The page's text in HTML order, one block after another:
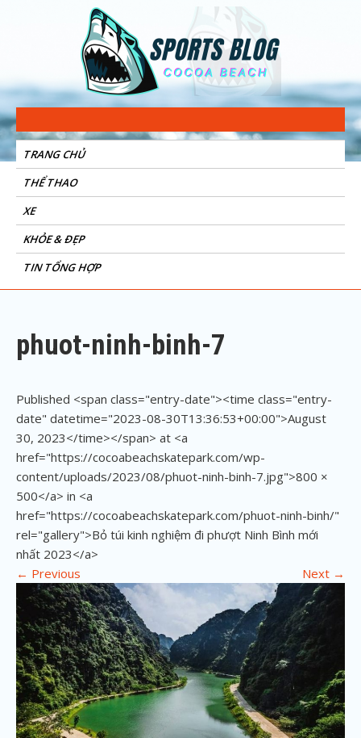
Sports Blog
Cocoa Beach
TRANG CHỦ
THỂ THAO
XE
KHỎE & ĐẸP
TIN TỔNG HỢP
phuot-ninh-binh-7
Published <span class="entry-date"><time class="entry-
date" datetime="2023-08-30T13:36:53+00:00">August
30, 2023</time></span> at <a
href="https://cocoabeachskatepark.com/wp-
content/uploads/2023/08/phuot-ninh-binh-7.jpg">800 ×
500</a> in <a
href="https://cocoabeachskatepark.com/phuot-ninh-binh/"
rel="gallery">Bỏ túi kinh nghiệm đi phượt Ninh Bình mới
nhất 2023</a>
← Previous Next →